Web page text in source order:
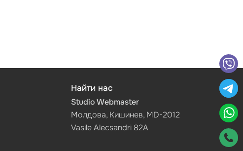
Найти нас
Studio Webmaster
Молдова, Кишинев, MD-2012
Vasile Alecsandri 82A